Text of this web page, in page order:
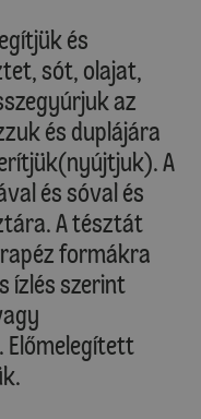
és
sót, olajat,
az
és duplájára
A
és sóval és
A tésztát
formákra
ízlés szerint
Előmelegített